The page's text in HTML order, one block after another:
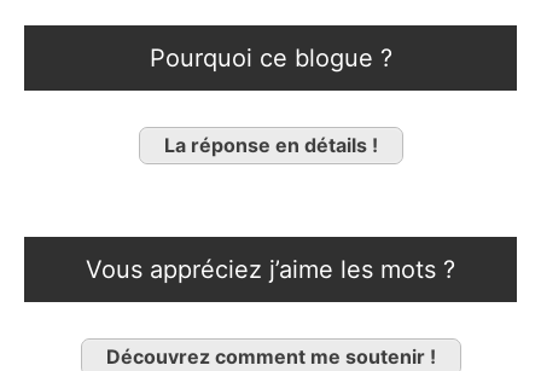
Pourquoi ce blogue ?
La réponse en détails !
Vous appréciez j’aime les mots ?
Découvrez comment me soutenir !